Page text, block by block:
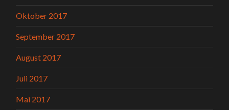
Oktober 2017
September 2017
August 2017
Juli 2017
Mai 2017